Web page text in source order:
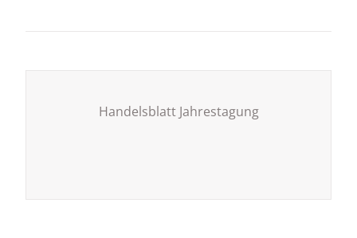
Handelsblatt Jahrestagung